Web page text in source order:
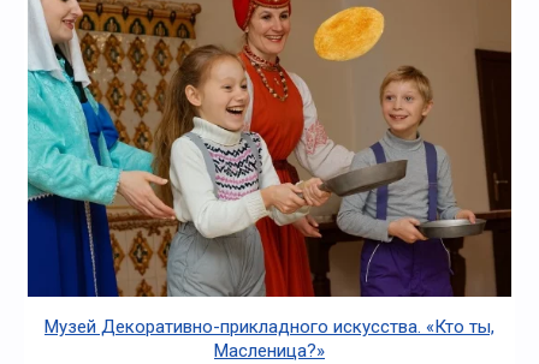
Музей Декоративно-прикладного искусства. «Кто ты,
Масленица?»